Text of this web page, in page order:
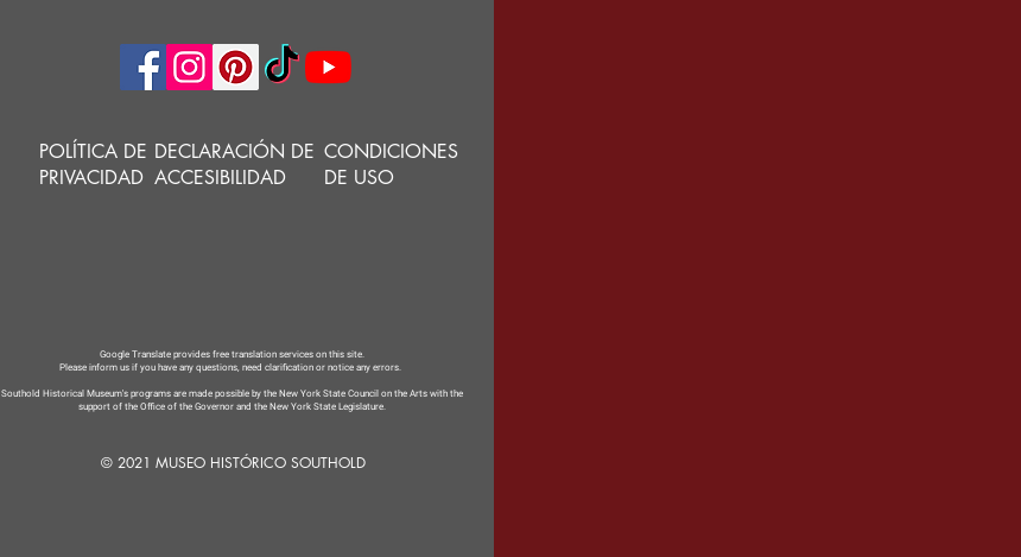
POLÍTICA DE
PRIVACIDAD
DECLARACIÓN DE
ACCESIBILIDAD
CONDICIONES
DE USO
Google Translate provides free translation services on this site.
Please inform us if you have any questions, need clarification or notice any errors.
Southold Historical Museum's programs are made possible by the New York State Council on the Arts with the
support of the Office of the Governor and the New York State Legislature.
© 2021 MUSEO HISTÓRICO SOUTHOLD